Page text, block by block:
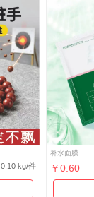
0.10 kg/件
补水面膜
￥0.60